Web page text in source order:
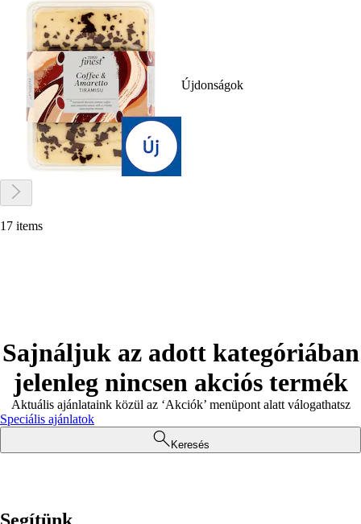
Újdonságok
17 items
Sajnáljuk az adott kategóriában
jelenleg nincsen akciós termék
Aktuális ajánlataink közül az ‘Akciók’ menüpont alatt válogathatsz
Speciális ajánlatok
Keresés